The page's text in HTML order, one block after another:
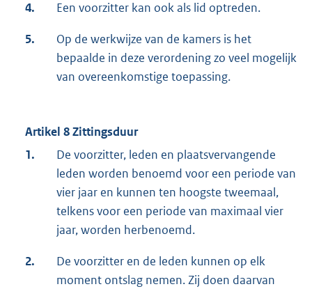
4. Een voorzitter kan ook als lid optreden.
5.
Op de werkwijze van de kamers is het
bepaalde in deze verordening zo veel mogelijk
van overeenkomstige toepassing.
Artikel 8 Zittingsduur
1.
De voorzitter, leden en plaatsvervangende
leden worden benoemd voor een periode van
vier jaar en kunnen ten hoogste tweemaal,
telkens voor een periode van maximaal vier
jaar, worden herbenoemd.
2.
De voorzitter en de leden kunnen op elk
moment ontslag nemen. Zij doen daarvan